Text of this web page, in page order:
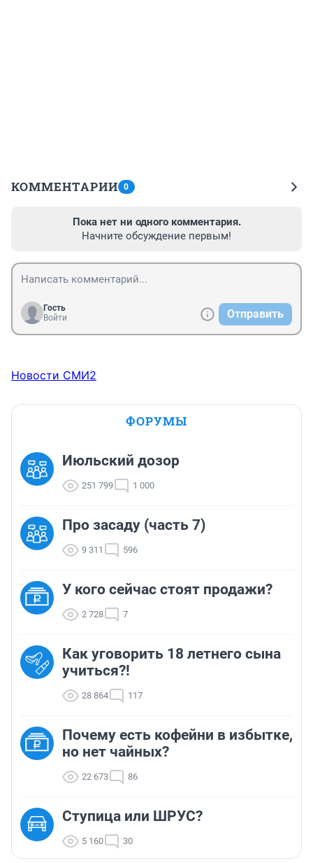
КОММЕНТАРИИ 0
Пока нет ни одного комментария.
Начните обсуждение первым!
Гость
Войти
Отправить
Новости СМИ2
ФОРУМЫ
Июльский дозор
251 799 1 000
Про засаду (часть 7)
9 311 596
У кого сейчас стоят продажи?
2 728 7
Как уговорить 18 летнего сына
учиться?!
28 864 117
Почему есть кофейни в избытке,
но нет чайных?
22 673 86
Ступица или ШРУС?
5 160 30